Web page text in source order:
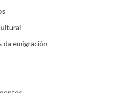
da emigración